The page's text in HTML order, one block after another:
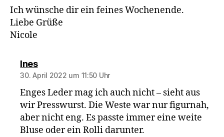
Ich wünsche dir ein feines Wochenende.
Liebe Grüße
Nicole
Inessagt:
30. April 2022 um 11:50 Uhr
Enges Leder mag ich auch nicht – sieht aus
wir Presswurst. Die Weste war nur figurnah,
aber nicht eng. Es passte immer eine weite
Bluse oder ein Rolli darunter.